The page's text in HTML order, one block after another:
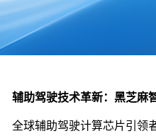
辅助驾驶技术革新：黑芝麻
全球辅助驾驶计算芯片引领